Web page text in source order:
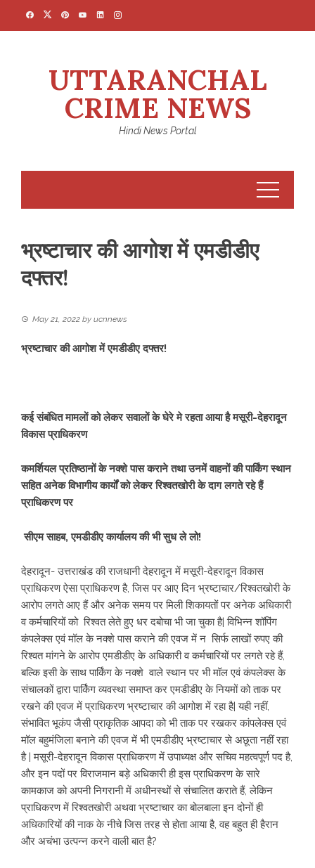
UTTARANCHAL
CRIME NEWS
Hindi News Portal
भ्रष्टाचार की आगोश में एमडीडीए
दफ्तर!
May 21, 2022 by ucnnews
भ्रष्टाचार की आगोश में एमडीडीए दफ्तर!
कई संबंधित मामलों को लेकर सवालों के घेरे मे रहता आया है मसूरी-देहरादून
विकास प्राधिकरण
कमर्शियल प्रतिष्ठानों के नक्शे पास कराने तथा उनमें वाहनों की पार्किंग स्थान
सहित अनेक विभागीय कार्यों को लेकर रिश्वतखोरी के दाग लगते रहे हैं
प्राधिकरण पर
सीएम साहब, एमडीडीए कार्यालय की भी सुध ले लो!
देहरादून- उत्तराखंड की राजधानी देहरादून में मसूरी-देहरादून विकास
प्राधिकरण ऐसा प्राधिकरण है, जिस पर आए दिन भ्रष्टाचार/रिश्वतखोरी के
आरोप लगते आए हैं और अनेक समय पर मिली शिकायतों पर अनेक अधिकारी
व कर्मचारियों को रिश्वत लेते हुए धर दबोचा भी जा चुका है| विभिन्न शॉपिंग
कंपलेक्स एवं मॉल के नक्शे पास कराने की एवज में न सिर्फ लाखों रुपए की
रिश्वत मांगने के आरोप एमडीडीए के अधिकारी व कर्मचारियों पर लगते रहे हैं,
बल्कि इसी के साथ पार्किंग के नक्शे वाले स्थान पर भी मॉल एवं कंपलेक्स के
संचालकों द्वारा पार्किंग व्यवस्था समाप्त कर एमडीडीए के नियमों को ताक पर
रखने की एवज में प्राधिकरण भ्रष्टाचार की आगोश में रहा है| यही नहीं,
संभावित भूकंप जैसी प्राकृतिक आपदा को भी ताक पर रखकर कांपलेक्स एवं
मॉल बहुमंजिला बनाने की एवज में भी एमडीडीए भ्रष्टाचार से अछूता नहीं रहा
है | मसूरी-देहरादून विकास प्राधिकरण में उपाध्यक्ष और सचिव महत्वपूर्ण पद है,
और इन पदों पर विराजमान बड़े अधिकारी ही इस प्राधिकरण के सारे
कामकाज को अपनी निगरानी में अधीनस्थों से संचालित कराते हैं, लेकिन
प्राधिकरण में रिश्वतखोरी अथवा भ्रष्टाचार का बोलबाला इन दोनों ही
अधिकारियों की नाक के नीचे जिस तरह से होता आया है, वह बहुत ही हैरान
और अचंभा उत्पन्न करने वाली बात है?